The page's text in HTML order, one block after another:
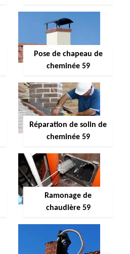
Pose de chapeau de
cheminée 59
Réparation de solin de
cheminée 59
Ramonage de
chaudière 59